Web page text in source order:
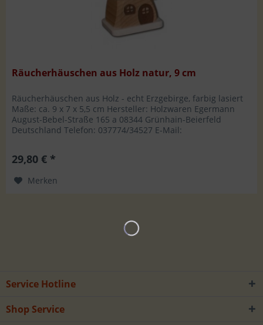
Räucherhäuschen aus Holz natur, 9 cm
Räucherhäuschen aus Holz - echt Erzgebirge, farbig lasiert
Maße: ca. 9 x 7 x 5,5 cm Hersteller: Holzwaren Egermann
August-Bebel-Straße 165 a 08344 Grünhain-Beierfeld
Deutschland Telefon: 037774/34527 E-Mail:
29,80 € *
Merken
Service Hotline
Shop Service